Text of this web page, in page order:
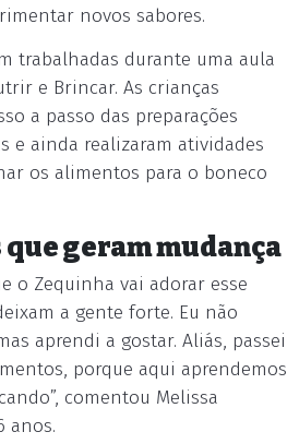
novos sabores.
trabalhadas durante uma aula
e Brincar. As crianças
a passo das preparações
e ainda realizaram atividades
os alimentos para o boneco
geram mudança
o Zequinha vai adorar esse
a gente forte. Eu não
aprendi a gostar. Aliás, passei
porque aqui aprendemos
comentou Melissa
anos.